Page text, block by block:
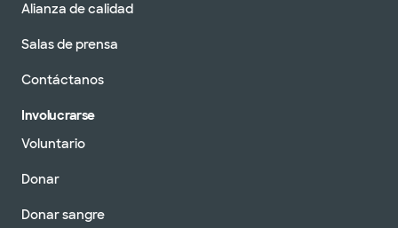
Alianza de calidad
Salas de prensa
Contáctanos
Involucrarse
Voluntario
Donar
Donar sangre